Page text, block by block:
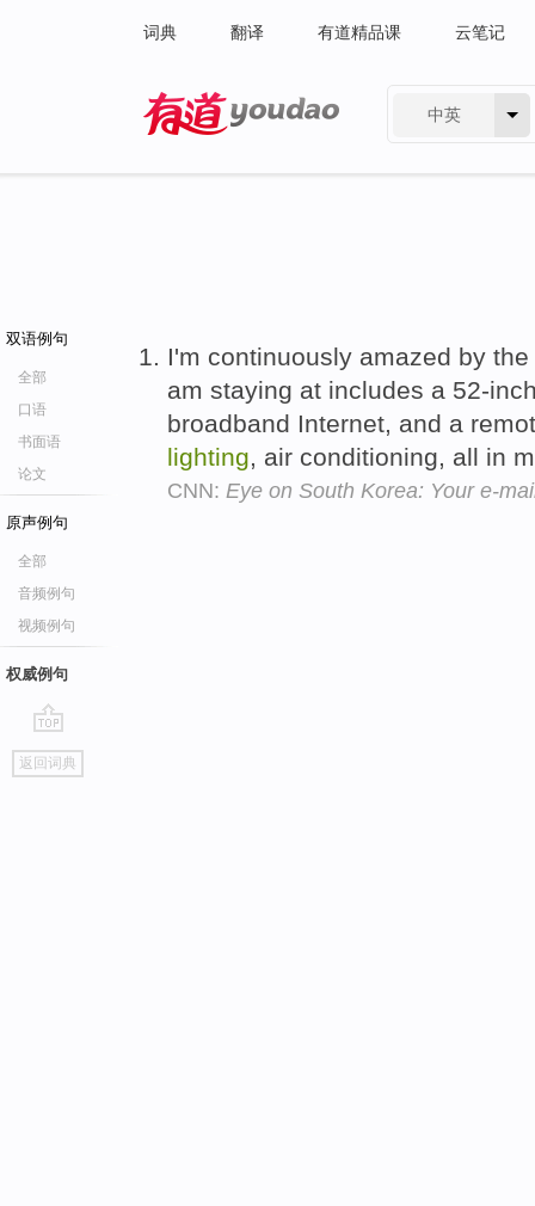
词典 翻译 有道精品课 云笔记
中英
双语例句
全部
口语
书面语
论文
原声例句
全部
音频例句
视频例句
权威例句
go
top
返回词典
I'm continuously amazed by
am staying at includes a 52-
broadband Internet, and a
lighting, air conditioning, all in
CNN: Eye on South Korea: Your e-